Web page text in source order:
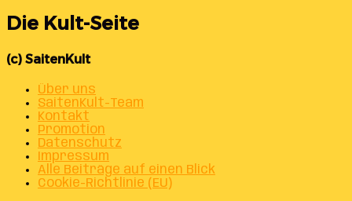
Die Kult-Seite
(c) SaitenKult
Über uns
SaitenKult-Team
Kontakt
Promotion
Datenschutz
Impressum
Alle Beiträge auf einen Blick
Cookie-Richtlinie (EU)